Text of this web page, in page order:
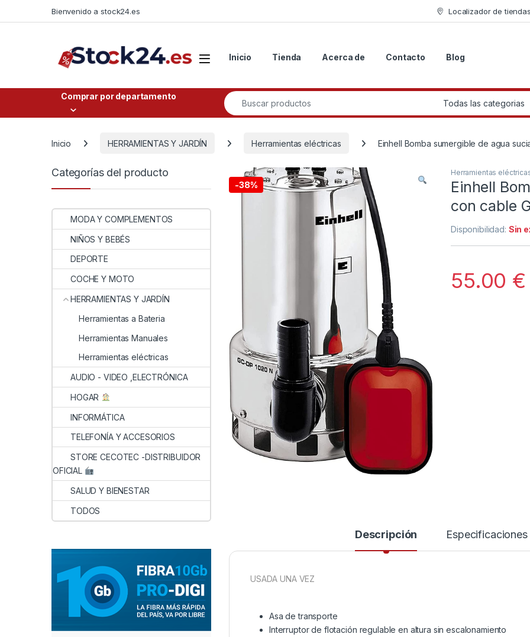
Bienvenido a stock24.es Localizador de tiendas
Open Inicio Tienda Acerca de Contacto Blog
Comprar por departamento Buscar por:
Inicio HERRAMIENTAS Y JARDÍN Herramientas eléctricas Einhell Bomba sumergible de agua
-38%
Herramientas
Einhell
con cable
Disponibilidad: Sin
55.00 €
Descripción Especificaciones
USADA UNA VEZ
Asa de transporte
Interruptor de flotación regulable en altura sin escalonamiento
Categorías del producto
MODA Y COMPLEMENTOS
NIÑOS Y BEBÉS
DEPORTE
COCHE Y MOTO
HERRAMIENTAS Y JARDÍN
Herramientas a Bateria
Herramientas Manuales
Herramientas eléctricas
AUDIO - VIDEO ,ELECTRÓNICA
HOGAR
INFORMÁTICA
TELEFONÍA Y ACCESORIOS
STORE CECOTEC -DISTRIBUIDOR
OFICIAL
SALUD Y BIENESTAR
TODOS